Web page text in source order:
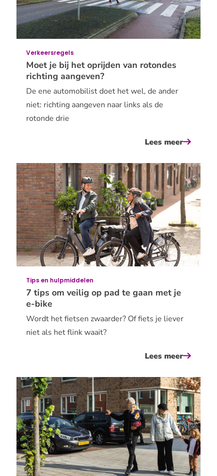
Moet je bij het oprijden van rotondes
richting aangeven?
Verkeersregels
De ene automobilist doet het wel, de ander
niet: richting aangeven naar links als de
rotonde drie
Lees meerover
je
bij
het
oprijden
van
richting
7 tips om veilig op pad te gaan met je
e-bike
Tips en hulpmiddelen
Wordt het fietsen zwaarder? Of fiets je liever
niet als het flink waait?
Lees meerover
tips
om
veilig
op
pad
te
gaan